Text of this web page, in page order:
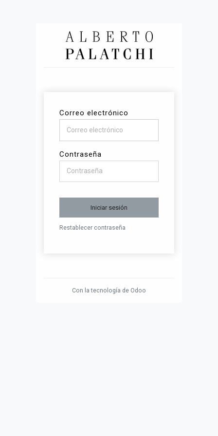
Correo electrónico
Contraseña
Iniciar sesión
Restablecer contraseña
Con la tecnología de Odoo